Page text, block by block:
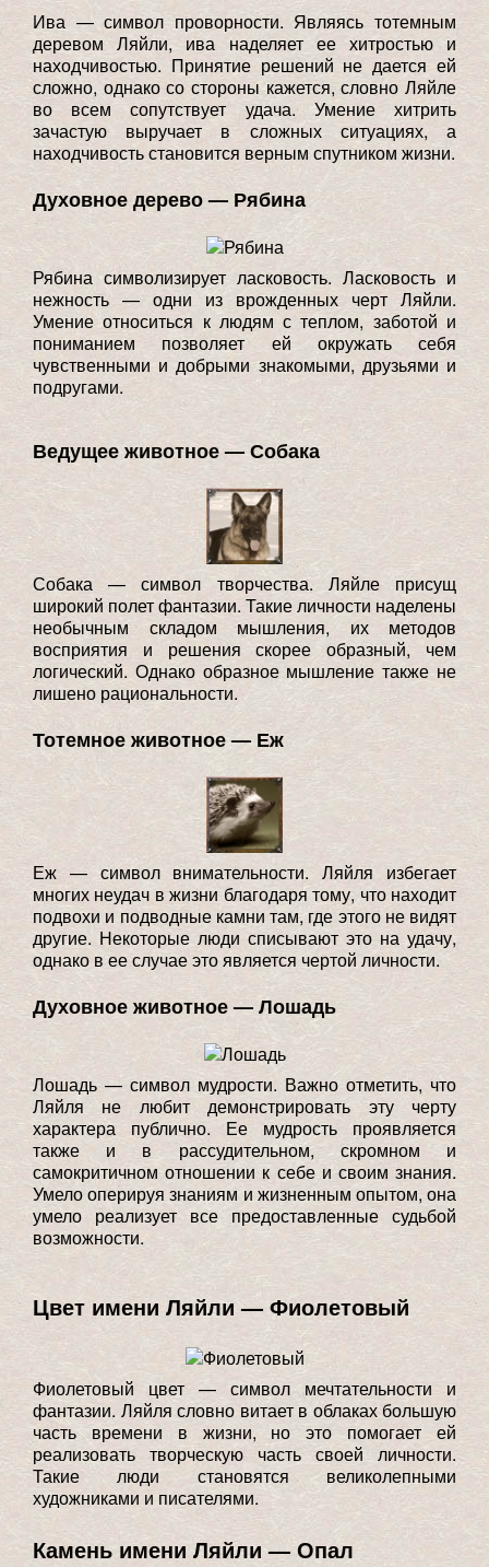
Ива — символ проворности. Являясь тотемным
деревом Ляйли, ива наделяет ее хитростью и
находчивостью. Принятие решений не дается ей
сложно, однако со стороны кажется, словно Ляйле
во всем сопутствует удача. Умение хитрить
зачастую выручает в сложных ситуациях, а
находчивость становится верным спутником жизни.
Духовное дерево — Рябина
Рябина символизирует ласковость. Ласковость и
нежность — одни из врожденных черт Ляйли.
Умение относиться к людям с теплом, заботой и
пониманием позволяет ей окружать себя
чувственными и добрыми знакомыми, друзьями и
подругами.
Ведущее животное — Собака
Собака — символ творчества. Ляйле присущ
широкий полет фантазии. Такие личности наделены
необычным складом мышления, их методов
восприятия и решения скорее образный, чем
логический. Однако образное мышление также не
лишено рациональности.
Тотемное животное — Еж
Еж — символ внимательности. Ляйля избегает
многих неудач в жизни благодаря тому, что находит
подвохи и подводные камни там, где этого не видят
другие. Некоторые люди списывают это на удачу,
однако в ее случае это является чертой личности.
Духовное животное — Лошадь
Лошадь — символ мудрости. Важно отметить, что
Ляйля не любит демонстрировать эту черту
характера публично. Ее мудрость проявляется
также и в рассудительном, скромном и
самокритичном отношении к себе и своим знания.
Умело оперируя знаниям и жизненным опытом, она
умело реализует все предоставленные судьбой
возможности.
Цвет имени Ляйли — Фиолетовый
Фиолетовый цвет — символ мечтательности и
фантазии. Ляйля словно витает в облаках большую
часть времени в жизни, но это помогает ей
реализовать творческую часть своей личности.
Такие люди становятся великолепными
художниками и писателями.
Камень имени Ляйли — Опал